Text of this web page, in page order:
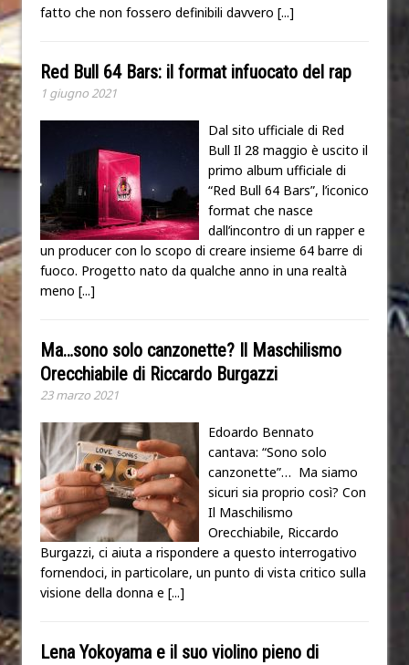
fatto che non fossero definibili davvero [...]
Red Bull 64 Bars: il format infuocato del rap
1 giugno 2021
Dal sito ufficiale di Red
Bull Il 28 maggio è uscito il
primo album ufficiale di
“Red Bull 64 Bars”, l’iconico
format che nasce
dall’incontro di un rapper e
un producer con lo scopo di creare insieme 64 barre di
fuoco. Progetto nato da qualche anno in una realtà
meno [...]
Ma…sono solo canzonette? Il Maschilismo
Orecchiabile di Riccardo Burgazzi
23 marzo 2021
Edoardo Bennato
cantava: “Sono solo
canzonette”… Ma siamo
sicuri sia proprio così? Con
Il Maschilismo
Orecchiabile, Riccardo
Burgazzi, ci aiuta a rispondere a questo interrogativo
fornendoci, in particolare, un punto di vista critico sulla
visione della donna e [...]
Lena Yokoyama e il suo violino pieno di